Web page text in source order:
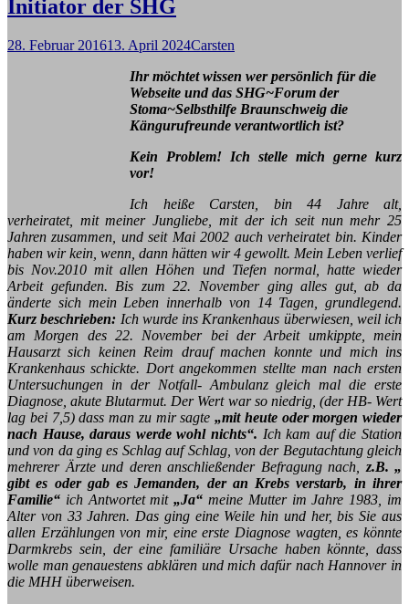
Initiator der SHG
28. Februar 201613. April 2024Carsten
Ihr möchtet wissen wer persönlich für die
Webseite und das SHG~Forum der
Stoma~Selbsthilfe Braunschweig die
Kängurufreunde verantwortlich ist?
Kein Problem! Ich stelle mich gerne kurz
vor!
Ich heiße Carsten, bin 44 Jahre alt,
verheiratet, mit meiner Jungliebe, mit der ich seit nun mehr 25
Jahren zusammen, und seit Mai 2002 auch verheiratet bin. Kinder
haben wir kein, wenn, dann hätten wir 4 gewollt. Mein Leben verlief
bis Nov.2010 mit allen Höhen und Tiefen normal, hatte wieder
Arbeit gefunden. Bis zum 22. November ging alles gut, ab da
änderte sich mein Leben innerhalb von 14 Tagen, grundlegend.
Kurz beschrieben: Ich wurde ins Krankenhaus überwiesen, weil ich
am Morgen des 22. November bei der Arbeit umkippte, mein
Hausarzt sich keinen Reim drauf machen konnte und mich ins
Krankenhaus schickte. Dort angekommen stellte man nach ersten
Untersuchungen in der Notfall- Ambulanz gleich mal die erste
Diagnose, akute Blutarmut. Der Wert war so niedrig, (der HB- Wert
lag bei 7,5) dass man zu mir sagte „mit heute oder morgen wieder
nach Hause, daraus werde wohl nichts“. Ich kam auf die Station
und von da ging es Schlag auf Schlag, von der Begutachtung gleich
mehrerer Ärzte und deren anschließender Befragung nach, z.B. „
gibt es oder gab es Jemanden, der an Krebs verstarb, in ihrer
Familie“ ich Antwortet mit„Ja“ meine Mutter im Jahre 1983, im
Alter von 33 Jahren. Das ging eine Weile hin und her, bis Sie aus
allen Erzählungen von mir, eine erste Diagnose wagten, es könnte
Darmkrebs sein, der eine familiäre Ursache haben könnte, dass
wolle man genauestens abklären und mich dafür nach Hannover in
die MHH überweisen.